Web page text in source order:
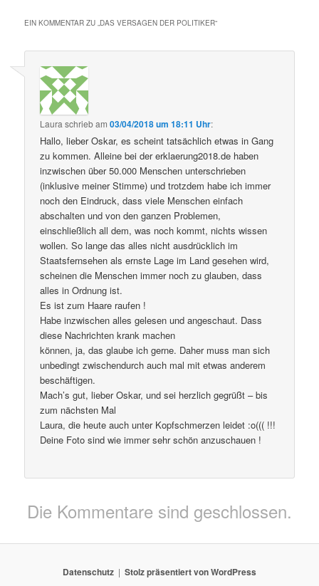
EIN KOMMENTAR ZU „DAS VERSAGEN DER POLITIKER“
Lauraschriebam03/04/2018 um 18:11 Uhr:
Hallo, lieber Oskar, es scheint tatsächlich etwas in Gang
zu kommen. Alleine bei der erklaerung2018.de haben
inzwischen über 50.000 Menschen unterschrieben
(inklusive meiner Stimme) und trotzdem habe ich immer
noch den Eindruck, dass viele Menschen einfach
abschalten und von den ganzen Problemen,
einschließlich all dem, was noch kommt, nichts wissen
wollen. So lange das alles nicht ausdrücklich im
Staatsfernsehen als ernste Lage im Land gesehen wird,
scheinen die Menschen immer noch zu glauben, dass
alles in Ordnung ist.
Es ist zum Haare raufen !
Habe inzwischen alles gelesen und angeschaut. Dass
diese Nachrichten krank machen
können, ja, das glaube ich gerne. Daher muss man sich
unbedingt zwischendurch auch mal mit etwas anderem
beschäftigen.
Mach’s gut, lieber Oskar, und sei herzlich gegrüßt – bis
zum nächsten Mal
Laura, die heute auch unter Kopfschmerzen leidet :o((( !!!
Deine Foto sind wie immer sehr schön anzuschauen !
Die Kommentare sind geschlossen.
Datenschutz Stolz präsentiert von WordPress